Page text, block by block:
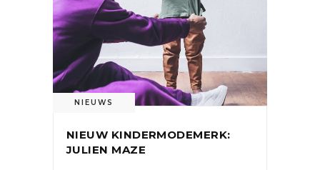
NIEUWS
NIEUW KINDERMODEMERK:
JULIEN MAZE